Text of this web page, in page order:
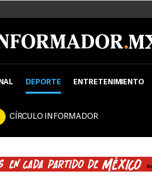
DEPORTE ENTRETENIMIENTO
CÍRCULO INFORMADOR